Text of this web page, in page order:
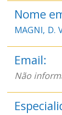
Nome
MAGNI, D.
Email:
Não